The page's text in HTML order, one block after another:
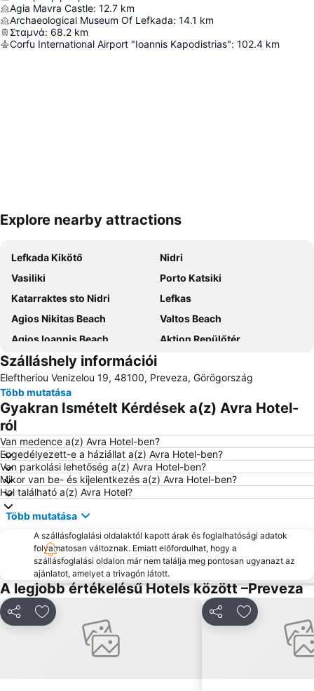
Agia Mavra Castle: 12.7 km
Archaeological Museum Of Lefkada: 14.1 km
Σταμνά: 68.2 km
Corfu International Airport "Ioannis Kapodistrias": 102.4 km
Nagy méretű térkép
Explore nearby attractions
Lefkada Kikötő
Nidri
Vasiliki
Porto Katsiki
Katarraktes sto Nidri
Lefkas
Agios Nikitas Beach
Valtos Beach
Agios Ioannis Beach
Aktion Repülőtér
Port of Preveza
Lygia
Archaeological Museum of Lefkada
Dimotiko Stadio Leukadas ''Platwnas Grigoris''
Beach of Agios Ioannis
Perigiali
Beach Ammoudia
Piso Krioneri Beach
Parga Port
Voutoumi
Mytikas
Ancient Nikopolis
Monolithi
Pefkoulia
Loutsa
Spilia Tou Papanicoli
Szálláshely információi
Eleftheriou Venizelou 19, 48100, Preveza, Görögország
Több mutatása
Gyakran Ismételt Kérdések a(z) Avra Hotel-
ról
Van medence a(z) Avra Hotel-ben?
Engedélyezett-e a háziállat a(z) Avra Hotel-ben?
Van parkolási lehetőség a(z) Avra Hotel-ben?
Mikor van be- és kijelentkezés a(z) Avra Hotel-ben?
Hol található a(z) Avra Hotel?
Több mutatása
A szállásfoglalási oldalaktól kapott árak és foglalhatósági adatok
folyamatosan változnak. Emiatt előfordulhat, hogy a
szállásfoglalási oldalon már nem találja meg pontosan ugyanazt az
ajánlatot, amelyet a trivagón látott.
A legjobb értékelésű Hotels között –Preveza
MegosztásHozzáadás a kedvencekhez MegosztásHozzáadás